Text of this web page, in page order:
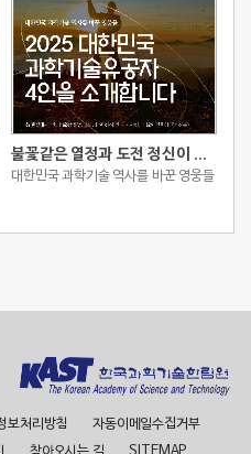
불꽃같은 열정과 도전 정신이 빚어낸 2025 대한민국 과학기술유공자 4인
대한민국 과학기술 역사를 바꾼 영웅들
보처리방침
자동이메일수집거부